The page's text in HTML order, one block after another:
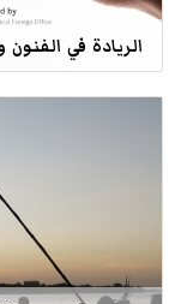
الريادة في الفنون